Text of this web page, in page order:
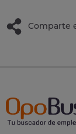
Comparte